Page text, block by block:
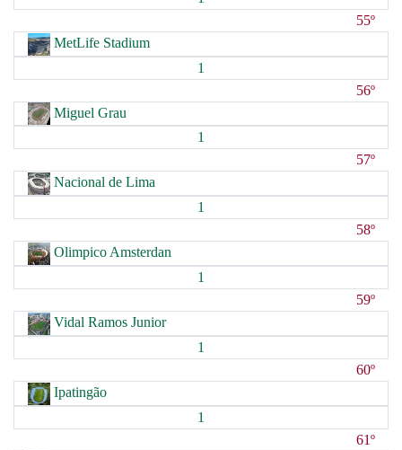
55º
MetLife Stadium
1
56º
Miguel Grau
1
57º
Nacional de Lima
1
58º
Olimpico Amsterdan
1
59º
Vidal Ramos Junior
1
60º
Ipatingão
1
61º